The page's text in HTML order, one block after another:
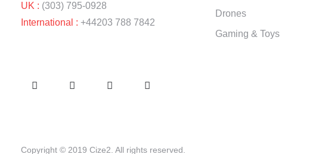
UK : (303) 795-0928
International : +44203 788 7842
Drones
Gaming & Toys
Copyright © 2019 Cize2. All rights reserved.